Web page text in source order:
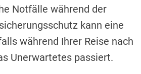
Notfälle während der
kann eine
während Ihrer Reise nach
Unerwartetes passiert.